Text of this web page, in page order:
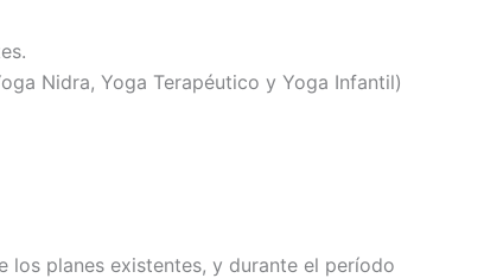
Nidra, Yoga Terapéutico y Yoga Infantil)
los planes existentes, y durante el período